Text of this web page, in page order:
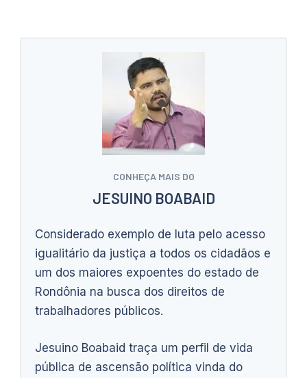
CONHEÇA MAIS DO
JESUINO BOABAID
Considerado exemplo de luta pelo acesso
igualitário da justiça a todos os cidadãos e
um dos maiores expoentes do estado de
Rondônia na busca dos direitos de
trabalhadores públicos.
Jesuino Boabaid traça um perfil de vida
pública de ascensão política vinda do